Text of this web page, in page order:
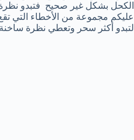
الكحل بشكل غير صحيح فتبدو
عليكم مجموعة من الأخطاء التي
لتبدو أكثر سحر وتعطي نظرة